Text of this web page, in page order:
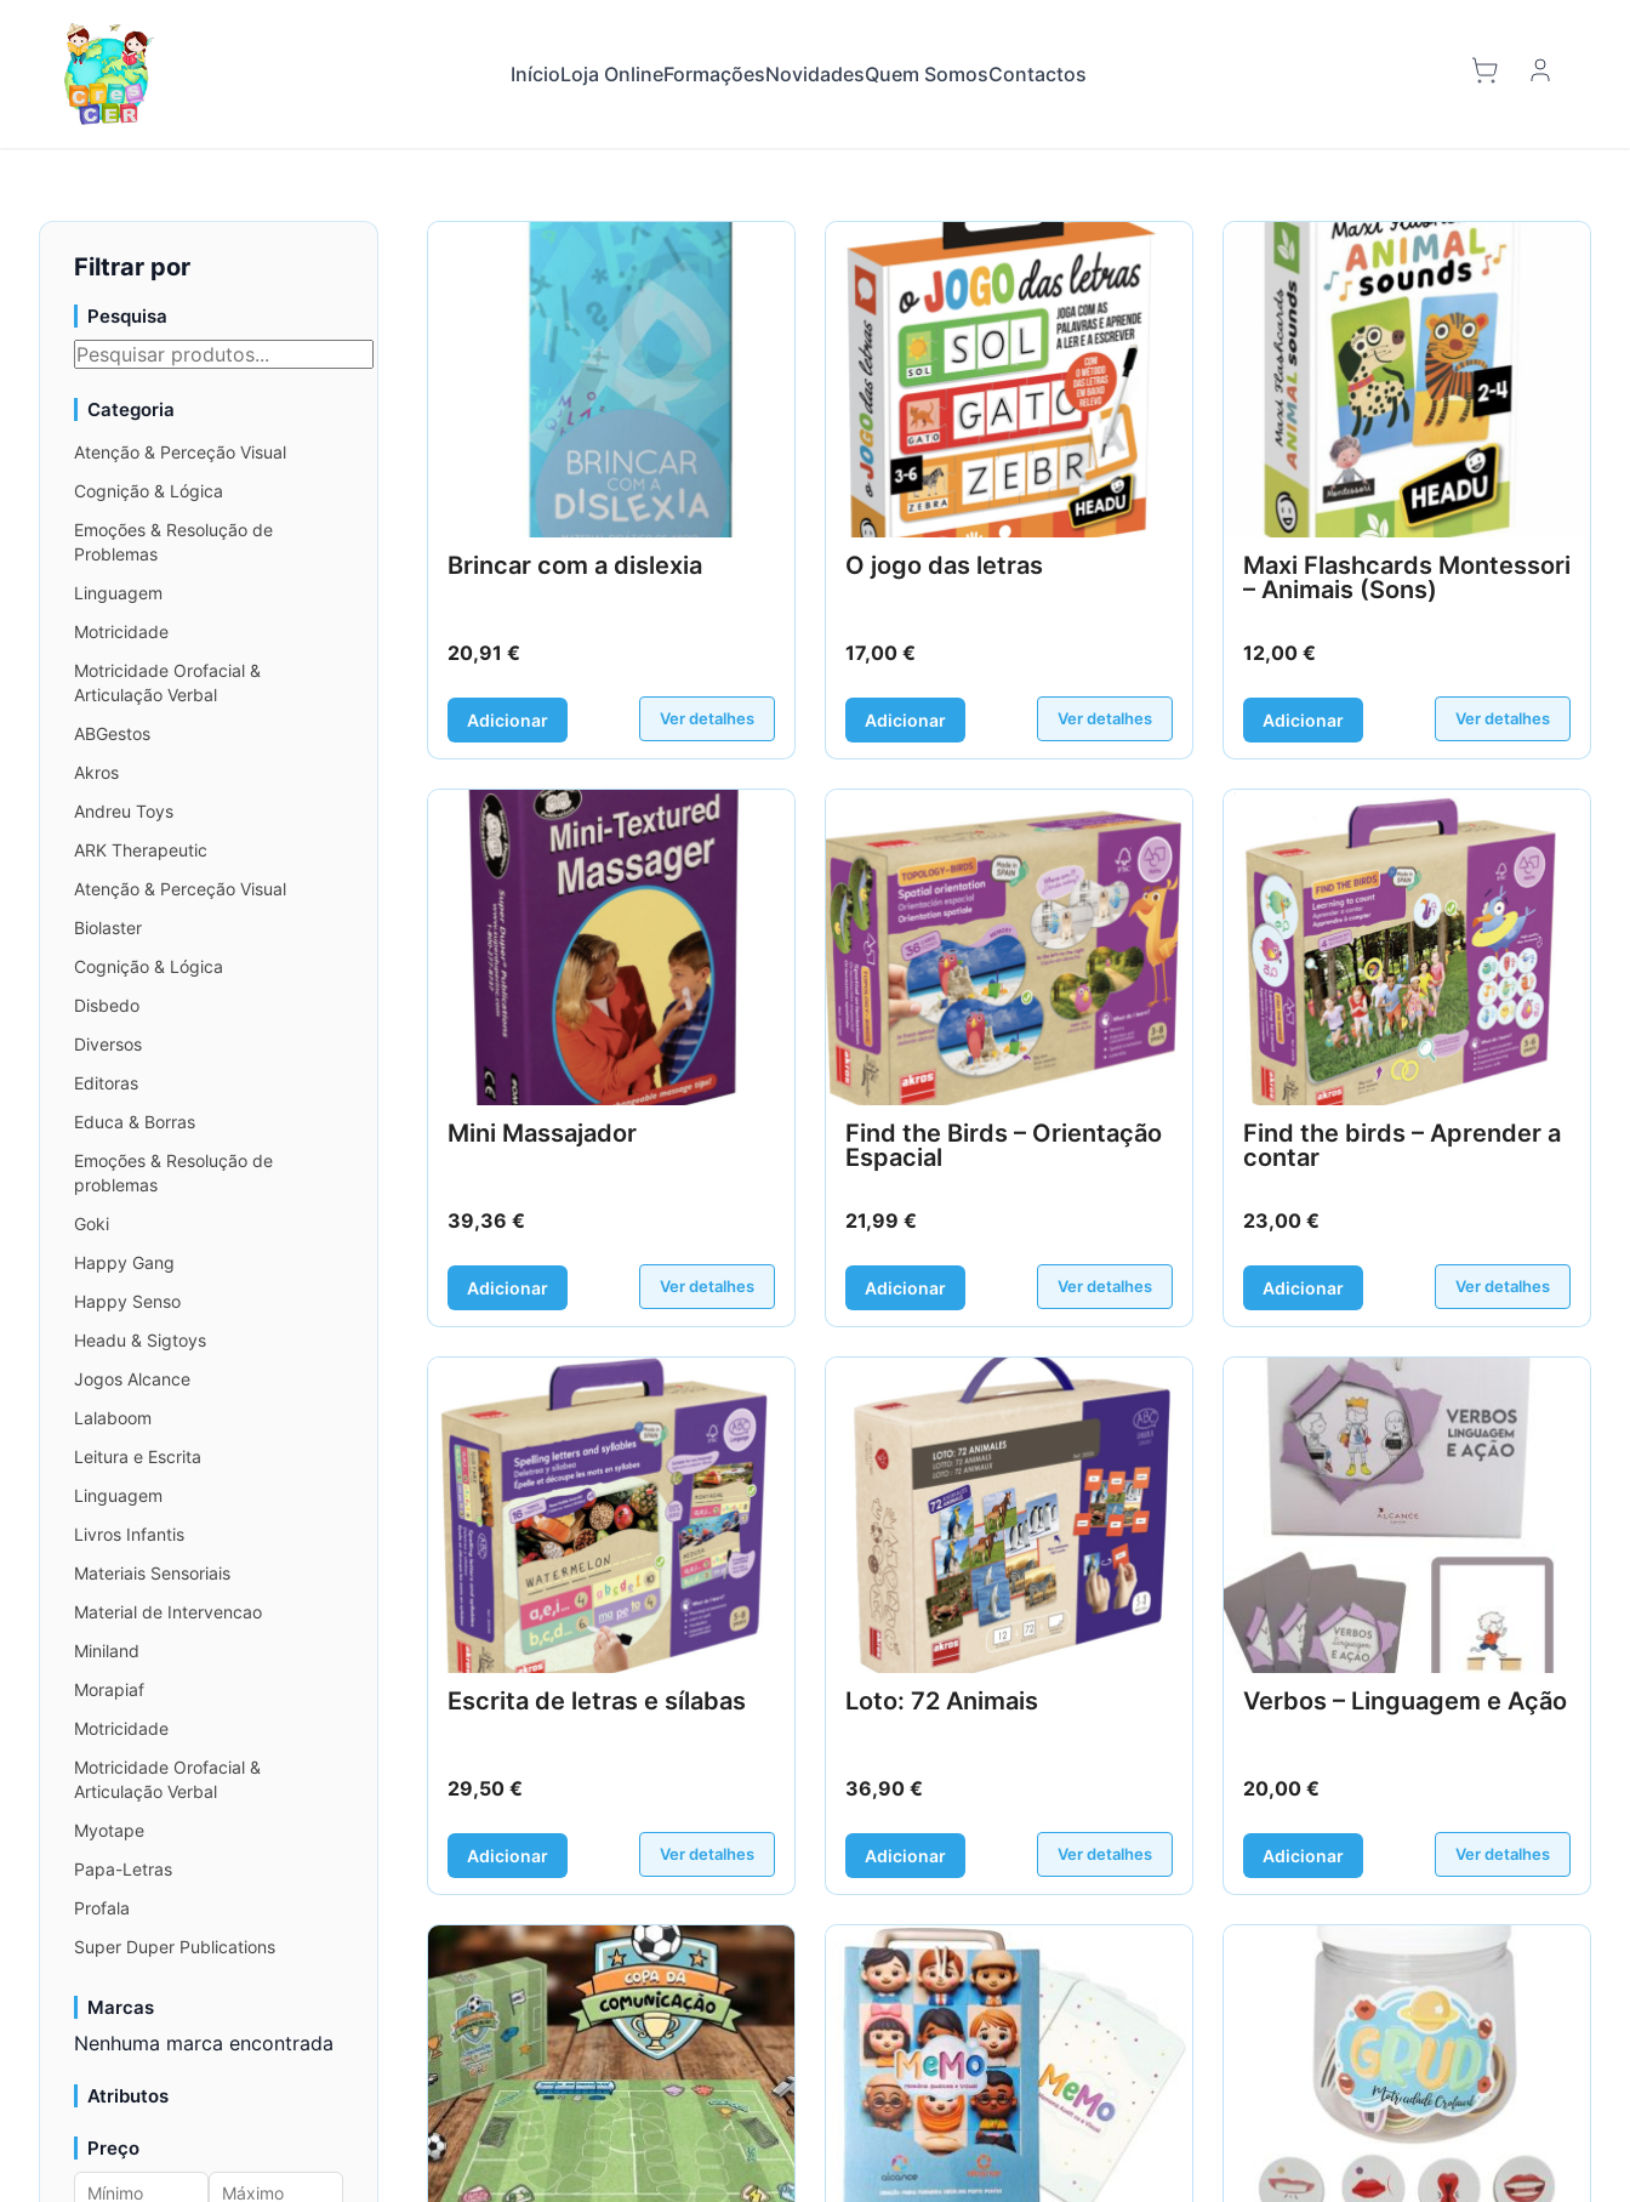
InícioLoja OnlineFormaçõesNovidadesQuem SomosContactos
Filtrar por
Pesquisa
Categoria
Atenção & Perceção Visual
Cognição & Lógica
Emoções & Resolução de
Problemas
Linguagem
Motricidade
Motricidade Orofacial &
Articulação Verbal
ABGestos
Akros
Andreu Toys
ARK Therapeutic
Atenção & Perceção Visual
Biolaster
Cognição & Lógica
Disbedo
Diversos
Editoras
Educa & Borras
Emoções & Resolução de
problemas
Goki
Happy Gang
Happy Senso
Headu & Sigtoys
Jogos Alcance
Lalaboom
Leitura e Escrita
Linguagem
Livros Infantis
Materiais Sensoriais
Material de Intervencao
Miniland
Morapiaf
Motricidade
Motricidade Orofacial &
Articulação Verbal
Myotape
Papa-Letras
Profala
Super Duper Publications
Marcas
Nenhuma marca encontrada
Atributos
Preço
Brincar com a dislexia
20,91 €
Adicionar Ver detalhes
O jogo das letras
17,00 €
Adicionar Ver detalhes
Maxi Flashcards Montessori
– Animais (Sons)
12,00 €
Adicionar Ver detalhes
Mini Massajador
39,36 €
Adicionar Ver detalhes
Find the Birds – Orientação
Espacial
21,99 €
Adicionar Ver detalhes
Find the birds – Aprender a
contar
23,00 €
Adicionar Ver detalhes
Escrita de letras e sílabas
29,50 €
Adicionar Ver detalhes
Loto: 72 Animais
36,90 €
Adicionar Ver detalhes
Verbos – Linguagem e Ação
20,00 €
Adicionar Ver detalhes